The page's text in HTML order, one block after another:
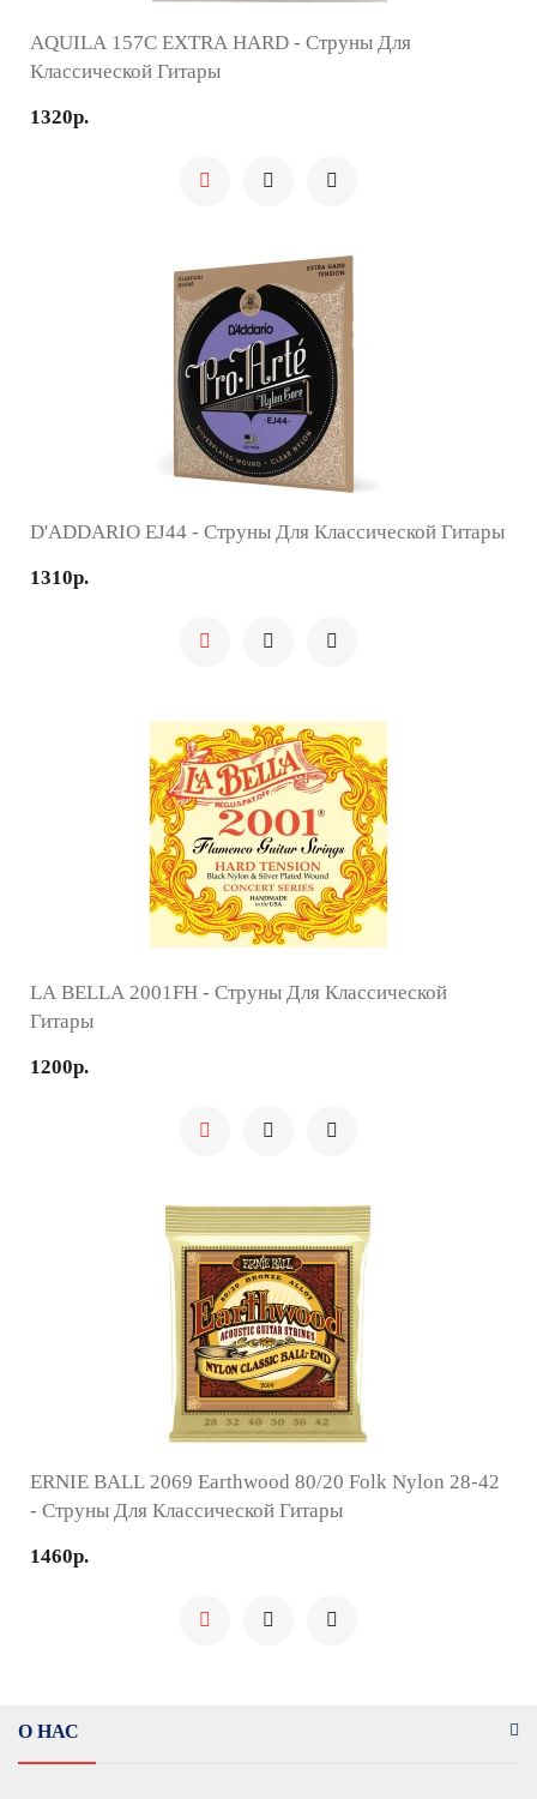
AQUILA 157C EXTRA HARD - Струны Для
Классической Гитары
1320р.
D'ADDARIO EJ44 - Струны Для Классической Гитары
1310р.
LA BELLA 2001FH - Струны Для Классической
Гитары
1200р.
ERNIE BALL 2069 Earthwood 80/20 Folk Nylon 28-42
- Струны Для Классической Гитары
1460р.
О НАС